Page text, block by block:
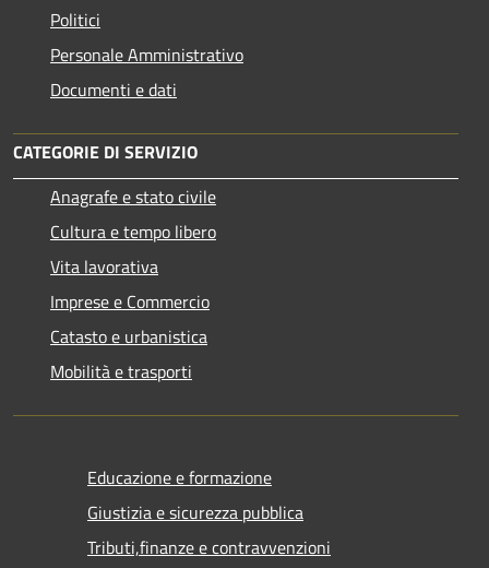
Politici
Personale Amministrativo
Documenti e dati
CATEGORIE DI SERVIZIO
Anagrafe e stato civile
Cultura e tempo libero
Vita lavorativa
Imprese e Commercio
Catasto e urbanistica
Mobilità e trasporti
Educazione e formazione
Giustizia e sicurezza pubblica
Tributi,finanze e contravvenzioni